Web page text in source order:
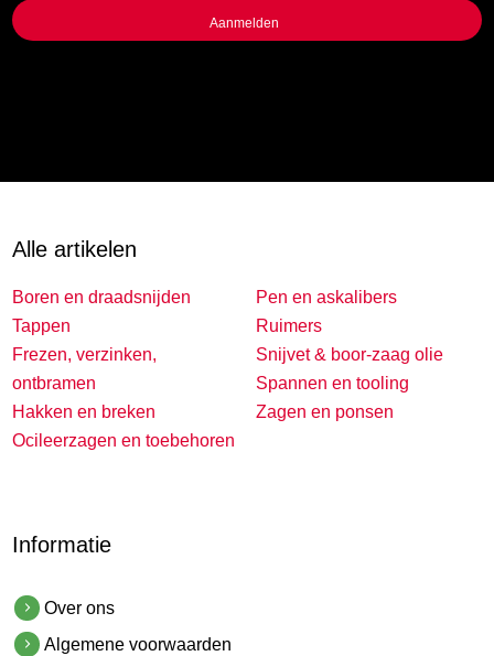
Alle artikelen
Boren en draadsnijden
Tappen
Frezen, verzinken,
ontbramen
Hakken en breken
Ocileerzagen en toebehoren
Pen en askalibers
Ruimers
Snijvet & boor-zaag olie
Spannen en tooling
Zagen en ponsen
Informatie
Over ons
Algemene voorwaarden